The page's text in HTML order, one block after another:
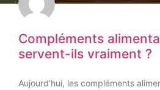
Compléments
servent-ils vraiment ?
Aujourd’hui, les compléments